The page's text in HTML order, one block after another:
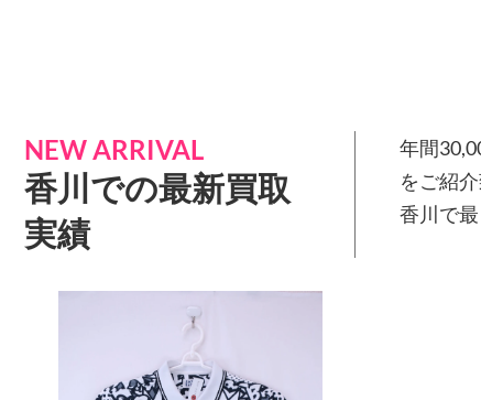
NEW ARRIVAL
香川での最新買取
実績
年間
をご紹介
香川で